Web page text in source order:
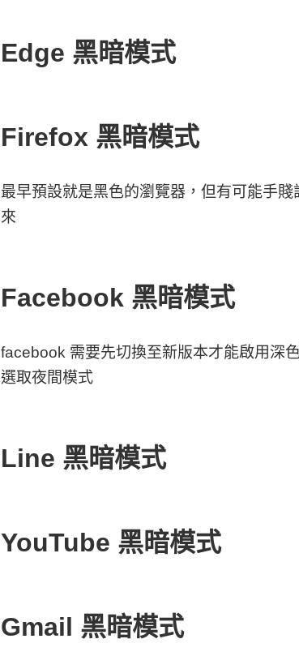
Edge 黑暗模式
Firefox 黑暗模式
最早預設就是黑色的瀏覽器，但有可能手
來
Facebook 黑暗模式
facebook 需要先切換至新版本才能啟用深
選取夜間模式
Line 黑暗模式
YouTube 黑暗模式
Gmail 黑暗模式